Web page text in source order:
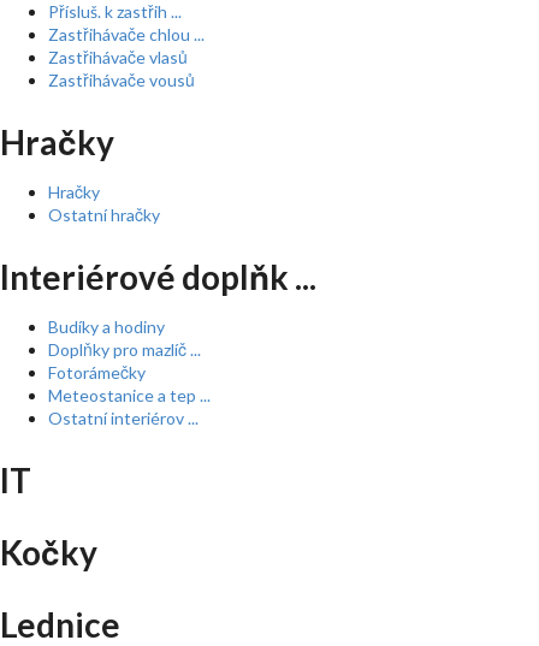
Přísluš. k zastřih ...
Zastřihávače chlou ...
Zastřihávače vlasů
Zastřihávače vousů
Hračky
Hračky
Ostatní hračky
Interiérové doplňk ...
Budíky a hodiny
Doplňky pro mazlíč ...
Fotorámečky
Meteostanice a tep ...
Ostatní interiérov ...
IT
Kočky
Lednice